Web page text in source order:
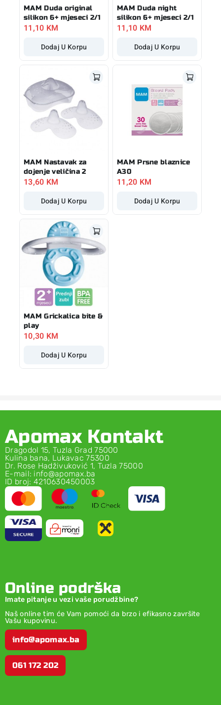
MAM Duda original
silikon 6+ mjeseci 2/1
11,10 KM
Dodaj U Korpu
MAM Duda night
silikon 6+ mjeseci 2/1
11,10 KM
Dodaj U Korpu
MAM Nastavak za
dojenje veličina 2
13,60 KM
Dodaj U Korpu
MAM Prsne blaznice
A30
11,20 KM
Dodaj U Korpu
MAM Grickalica bite &
play
10,30 KM
Dodaj U Korpu
Apomax Kontakt
Dragodol 15, Tuzla Grad 75000
Kulina bana, Lukavac 75300
Dr. Rose Hadživuković 1, Tuzla 75000
E-mail: info@apomax.ba
ID broj: 4210630450003
Online podrška
Imate pitanje u vezi vaše porudžbine?
Naš online tim će Vam pomoći da brzo i efikasno završite
Vašu kupovinu.
info@apomax.ba
061 172 202